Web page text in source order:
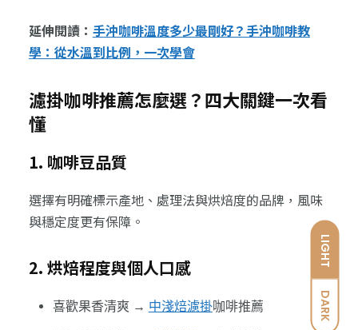
LIGHT
DARK
延伸閱讀： 手沖咖啡溫度多少最剛好？手沖咖啡教
學：從水溫到比例，一次學會
濾掛咖啡推薦怎麼選？四大關鍵一次看
懂
1. 咖啡豆品質
選擇有明確標示產地、處理法與烘焙度的品牌，風味
與穩定度更有保障。
2. 烘焙程度與個人口感
喜歡果香清爽 → 中淺焙濾掛咖啡推薦